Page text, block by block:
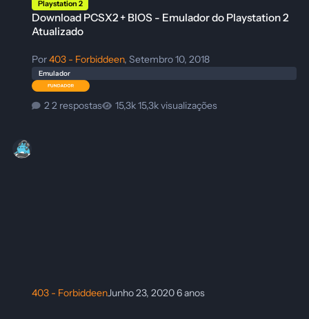
Playstation 2
Download PCSX2 + BIOS - Emulador do Playstation 2
Atualizado
Por403 - Forbiddeen,Setembro 10, 2018
Emulador
2 respostas 15,3k visualizações
403 - ForbiddeenJunho 23, 20206 anos